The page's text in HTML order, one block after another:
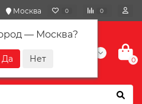
Москва
— Москва?
0 0
+7(901) 417-10-01
0